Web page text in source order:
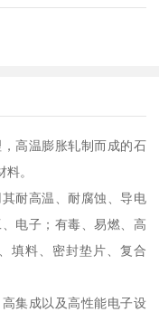
高温膨胀轧制而成的石
。
耐高温、耐腐蚀、导电
电子；有毒、易燃、高
填料、密封垫片、复合
集成以及高性能电子设